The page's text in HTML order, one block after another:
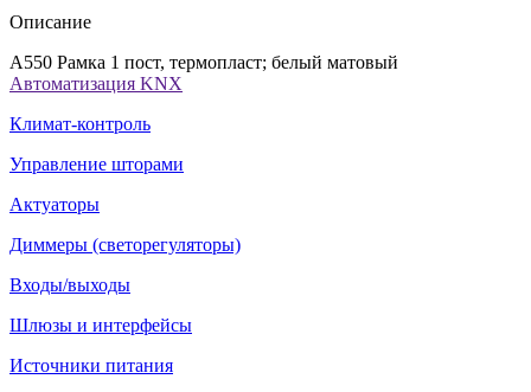
Описание
A550 Рамка 1 пост, термопласт; белый матовый
Автоматизация KNX
Климат-контроль
Управление шторами
Актуаторы
Диммеры (светорегуляторы)
Входы/выходы
Шлюзы и интерфейсы
Источники питания